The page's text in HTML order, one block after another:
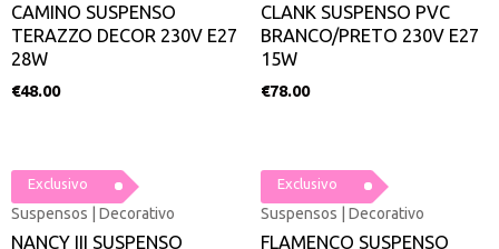
CAMINO SUSPENSO
TERAZZO DECOR 230V E27
28W
€48.00
CLANK SUSPENSO PVC
BRANCO/PRETO 230V E27
15W
€78.00
Exclusivo
Suspensos | Decorativo
NANCY III SUSPENSO
Exclusivo
Suspensos | Decorativo
FLAMENCO SUSPENSO